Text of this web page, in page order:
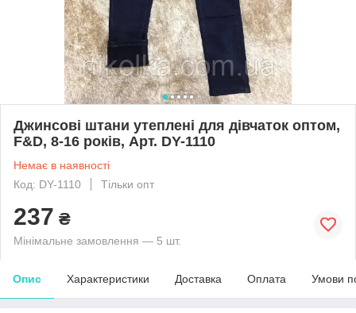
Джинсові штани утеплені для дівчаток оптом,
F&D, 8-16 років, Арт. DY-1110
Немає в наявності
Код: DY-1110
Тільки опт
237 ₴
Мінімальне замовлення — 5 шт.
Опис Характеристики Доставка Оплата Умови